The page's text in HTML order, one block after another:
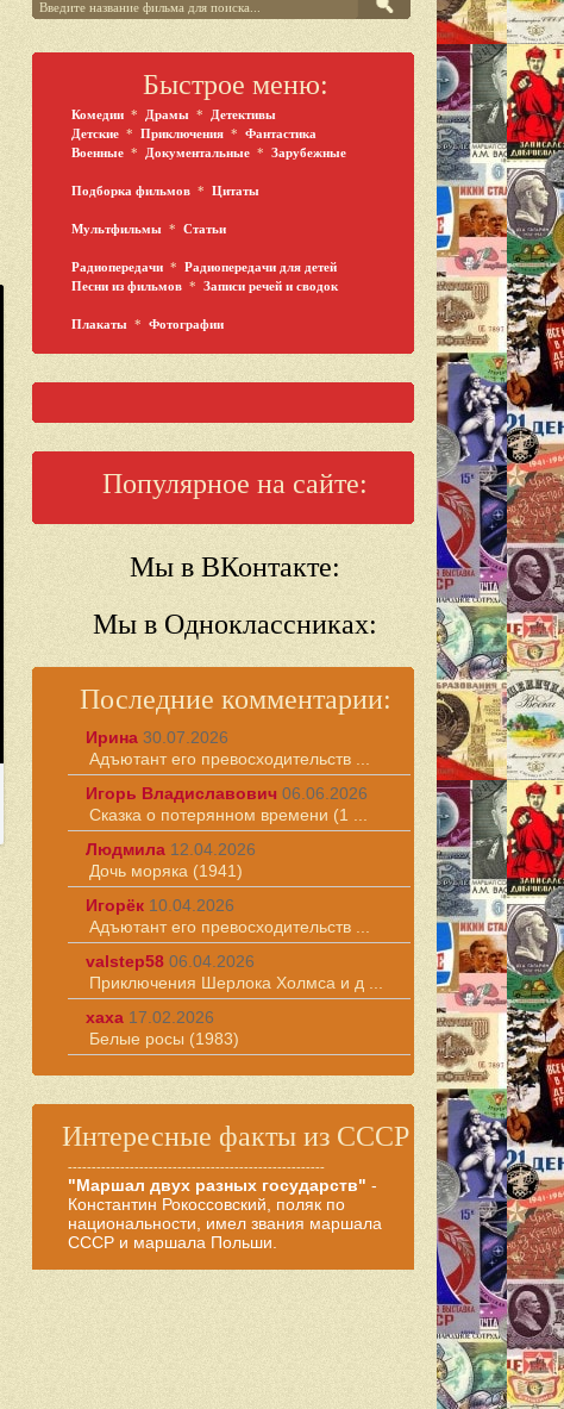
Быстрое меню:
Комедии * Драмы *
Детективы
Детские * Приключения * Фантастика
Военные * Документальные * Зарубежные
Подборка фильмов * Цитаты
Мультфильмы * Статьи
Радиопередачи * Радиопередачи для детей
Песни из фильмов * Записи речей и сводок
Плакаты * Фотографии
Популярное на сайте:
Мы в ВКонтакте:
Мы в Одноклассниках:
Последние комментарии:
Ирина 30.07.2026
Адъютант его превосходительств ...
Игорь Владиславович 06.06.2026
Сказка о потерянном времени (1 ...
Людмила 12.04.2026
Дочь моряка (1941)
Игорёк 10.04.2026
Адъютант его превосходительств ...
valstep58 06.04.2026
Приключения Шерлока Холмса и д ...
хаха 17.02.2026
Белые росы (1983)
Интересные факты из СССР
------------------------------------------------------
"Маршал двух разных государств" -
Константин Рокоссовский, поляк по
национальности, имел звания маршала
СССР и маршала Польши.